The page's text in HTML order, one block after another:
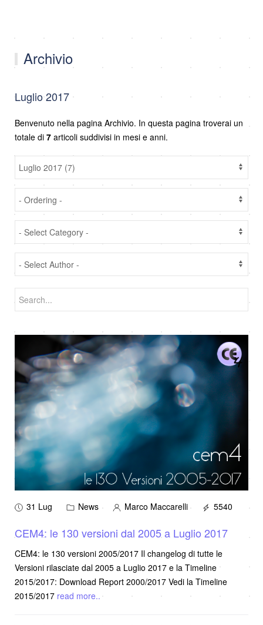
Archivio
Luglio 2017
Benvenuto nella pagina Archivio. In questa pagina troverai un
totale di 7 articoli suddivisi in mesi e anni.
31 Lug News Marco Maccarelli 5540
CEM4: le 130 versioni dal 2005 a Luglio 2017
CEM4: le 130 versioni 2005/2017 Il changelog di tutte le
Versioni rilasciate dal 2005 a Luglio 2017 e la Timeline
2015/2017: Download Report 2000/2017 Vedi la Timeline
2015/2017 read more..